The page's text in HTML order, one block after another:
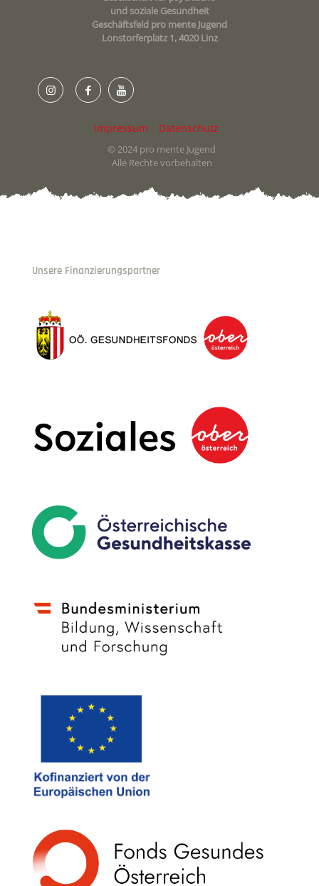
und soziale Gesundheit
Geschäftsfeld pro mente Jugend
Lonstorferplatz 1, 4020 Linz
Impressum Datenschutz
© 2024 pro mente Jugend
Alle Rechte vorbehalten
Unsere Finanzierungspartner